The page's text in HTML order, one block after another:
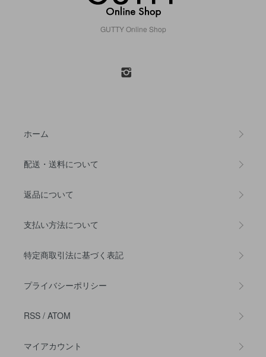
GUTTY Online Shop
ホーム
配送・送料について
返品について
支払い方法について
特定商取引法に基づく表記
プライバシーポリシー
RSS / ATOM
マイアカウント